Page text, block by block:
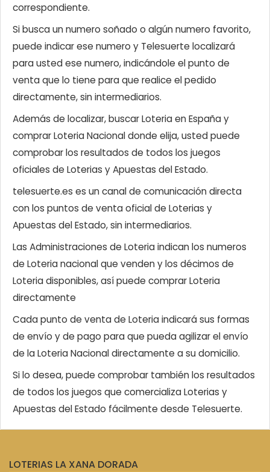
correspondiente.
Si busca un numero soñado o algún numero favorito,
puede indicar ese numero y Telesuerte localizará
para usted ese numero, indicándole el punto de
venta que lo tiene para que realice el pedido
directamente, sin intermediarios.
Además de localizar, buscar Loteria en España y
comprar Loteria Nacional donde elija, usted puede
comprobar los resultados de todos los juegos
oficiales de Loterias y Apuestas del Estado.
telesuerte.es es un canal de comunicación directa
con los puntos de venta oficial de Loterias y
Apuestas del Estado, sin intermediarios.
Las Administraciones de Loteria indican los numeros
de Loteria nacional que venden y los décimos de
Loteria disponibles, así puede comprar Loteria
directamente
Cada punto de venta de Loteria indicará sus formas
de envío y de pago para que pueda agilizar el envío
de la Loteria Nacional directamente a su domicilio.
Si lo desea, puede comprobar también los resultados
de todos los juegos que comercializa Loterias y
Apuestas del Estado fácilmente desde Telesuerte.
LOTERIAS LA XANA DORADA